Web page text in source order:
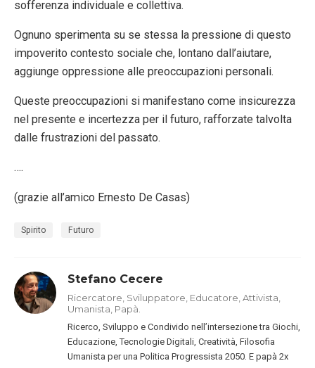
sofferenza individuale e collettiva.
Ognuno sperimenta su se stessa la pressione di questo
impoverito contesto sociale che, lontano dall’aiutare,
aggiunge oppressione alle preoccupazioni personali.
Queste preoccupazioni si manifestano come insicurezza
nel presente e incertezza per il futuro, rafforzate talvolta
dalle frustrazioni del passato.
….
(grazie all’amico Ernesto De Casas)
Spirito Futuro
Stefano Cecere
Ricercatore, Sviluppatore, Educatore, Attivista,
Umanista, Papà.
Ricerco, Sviluppo e Condivido nell’intersezione tra Giochi,
Educazione, Tecnologie Digitali, Creatività, Filosofia
Umanista per una Politica Progressista 2050. E papà 2x